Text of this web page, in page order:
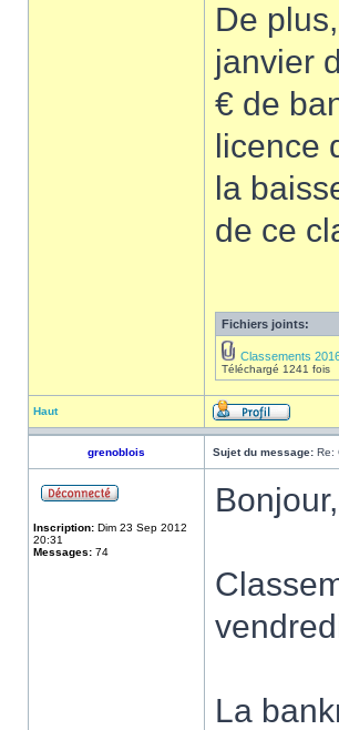
De
janvier
€ de
licence
la
de ce
Fichiers joints:
Classements
Téléchargé 1241 fois
Haut
grenoblois Sujet du message: Re:
Inscription: Dim 23 Sep 2012
20:31
Messages: 74
Bonjour,
La